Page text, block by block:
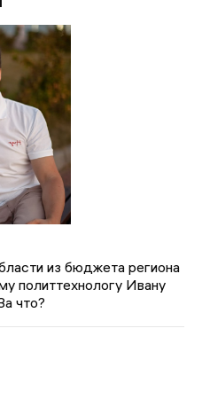
из бюджета региона
политтехнологу Ивану
что?